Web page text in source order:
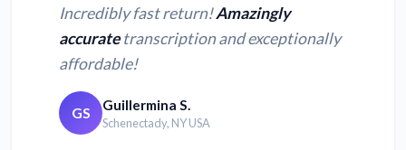
Incredibly fast return!Amazingly
accuratetranscription and exceptionally
affordable!
GS Guillermina S.
Schenectady, NY USA